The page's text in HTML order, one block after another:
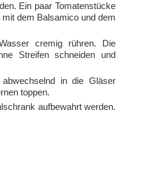
Ein paar Tomatenstücke
dem Balsamico und dem
cremig rühren. Die
Streifen schneiden und
in die Gläser
toppen.
aufbewahrt werden.